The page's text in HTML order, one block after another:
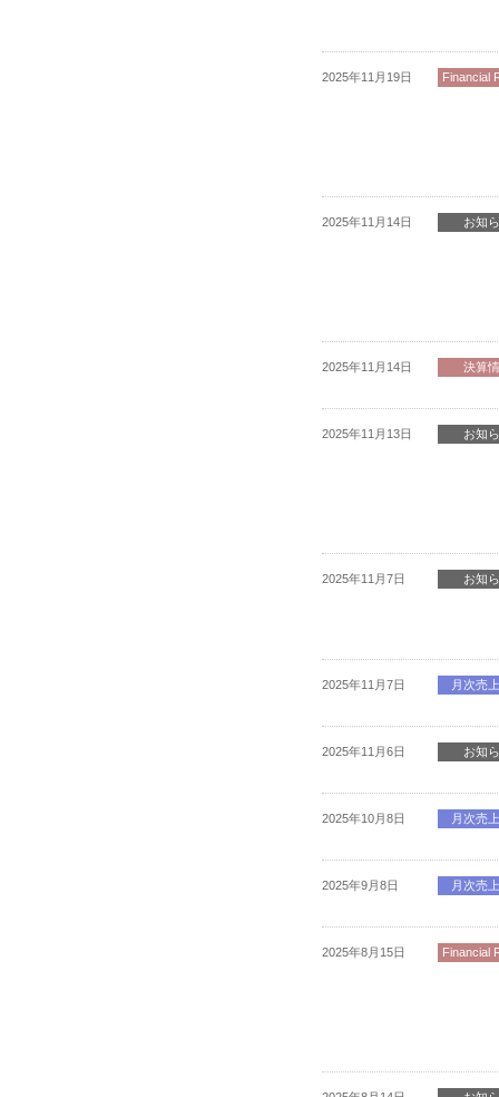
2025年11月19日 Financial
2025年11月14日 お知
2025年11月14日 決算
2025年11月13日 お知
2025年11月7日 お知
2025年11月7日 月次売
2025年11月6日 お知
2025年10月8日 月次売
2025年9月8日 月次売
2025年8月15日 Financial